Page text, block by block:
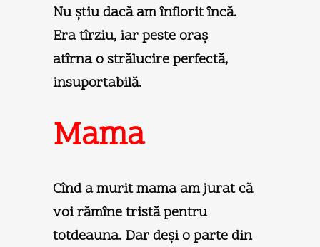
Nu ştiu dacă am înflorit încă.
Era tîrziu, iar peste oraş
atîrna o strălucire perfectă,
insuportabilă.
Mama
Cînd a murit mama am jurat că
voi rămîne tristă pentru
totdeauna. Dar deşi o parte din